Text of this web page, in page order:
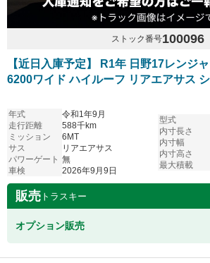
ストック番号100096
【近日入庫予定】 R1年 日野17レンジ
6200ワイド ハイルーフ リアエアサス
年式
令和1年9月
走行距離
588千km
ミッション
6MT
サス
リアエアサス
パワーゲート 無
車検
2026年9月9日
型式
内寸長さ
内寸幅
内寸高さ
最大積載
販売 トラスキー
オプション販売